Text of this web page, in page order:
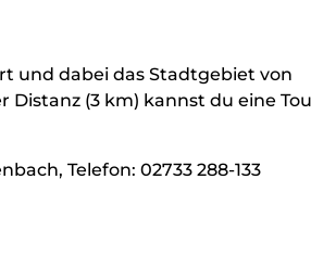
und dabei das Stadtgebiet von
(3 km) kannst du eine
Telefon: 02733 288-133